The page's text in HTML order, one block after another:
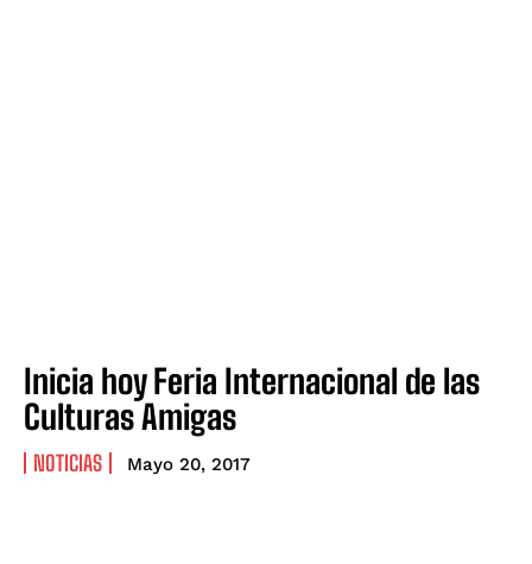
Inicia hoy Feria Internacional de las
Culturas Amigas
NOTICIAS Mayo 20, 2017